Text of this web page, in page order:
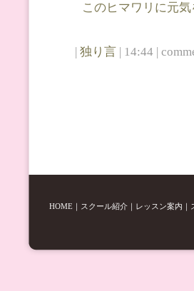
このヒマワリに元気
| 独り言 | 14:44 |
HOME ｜ スクール紹介 ｜ レッスン案内 ｜